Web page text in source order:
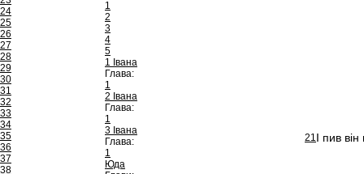
24
25
26
27
28
29
30
31
32
33
34
35
36
37
38
1
2
3
4
5
1 Івана
Глава:
1
2 Івана
Глава:
1
3 Івана
Глава:
1
Юда
21І пив